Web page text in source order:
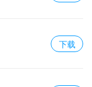
下载